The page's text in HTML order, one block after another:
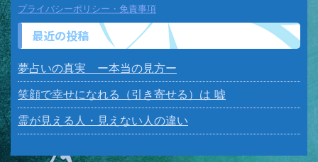
プライバシーポリシー・免責事項
最近の投稿
夢占いの真実 ー本当の見方ー
笑顔で幸せになれる（引き寄せる）は 嘘
霊が見える人・見えない人の違い